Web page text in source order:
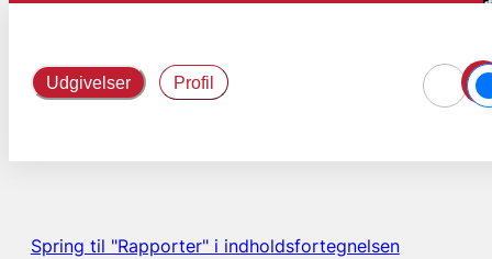
Udgivelser Profil
Spring til "Rapporter" i indholdsfortegnelsen